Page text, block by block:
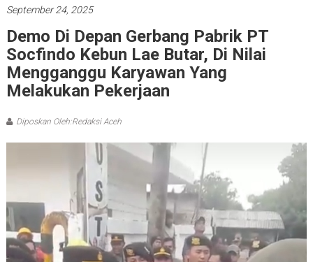
September 24, 2025
Demo Di Depan Gerbang Pabrik PT
Socfindo Kebun Lae Butar, Di Nilai
Mengganggu Karyawan Yang
Melakukan Pekerjaan
Diposkan Oleh:Redaksi Aceh